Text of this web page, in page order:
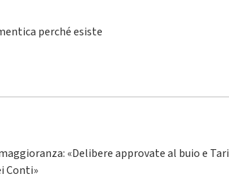
perché esiste
«Delibere approvate al buio e Tari
Conti»